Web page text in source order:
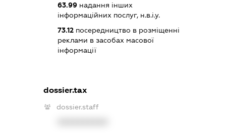
63.99надання інших
інформаційних послуг, н.в.і.у.
73.12посередництво в розміщенні
реклами в засобах масової
інформації
dossier.tax
dossier.staff